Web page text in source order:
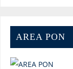
AREA PON